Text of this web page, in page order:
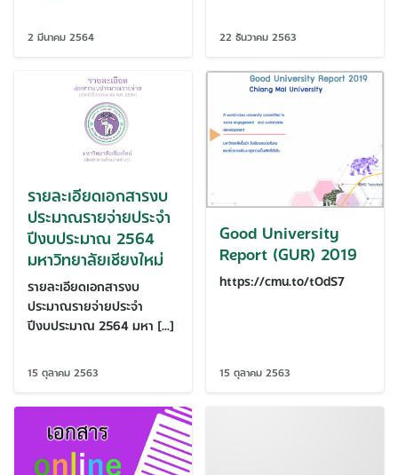
2 มีนาคม 2564 22 ธันวาคม 2563
รายละเอียดเอกสารงบ
ประมาณรายจ่ายประจำ
ปีงบประมาณ 2564
มหาวิทยาลัยเชียงใหม่
รายละเอียดเอกสารงบ
ประมาณรายจ่ายประจำ
ปีงบประมาณ 2564 มหา […]
15 ตุลาคม 2563
Good University
Report (GUR) 2019
https://cmu.to/tOdS7
15 ตุลาคม 2563